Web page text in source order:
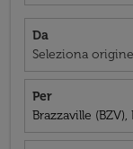
Da
Seleziona origine
Per
Brazzaville